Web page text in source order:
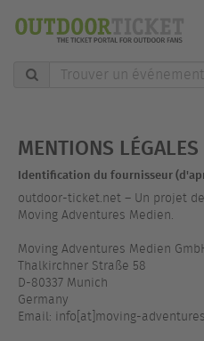
Trouver
MENTIONS LÉGALES
Identification du fournisseur
outdoor-ticket.net – Un projet
Moving Adventures Medien.
Moving Adventures Medien
Thalkirchner Straße 58
D-80337 Munich
Germany
Email: info[at]moving-